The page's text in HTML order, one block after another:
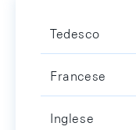
Tedesco
Francese
Inglese